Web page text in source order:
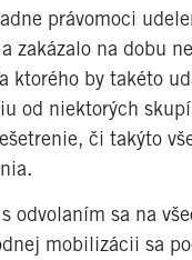
právomoci
zakázalo na dobu
ktorého by takéto
od niektorých
či takýto
sa na
mobilizácii sa